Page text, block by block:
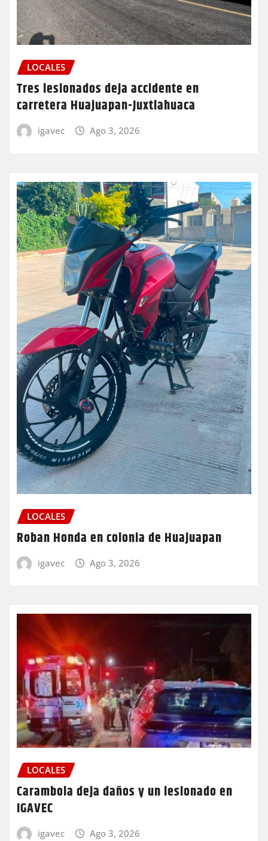
LOCALES
Tres lesionados deja accidente en
carretera Huajuapan-Juxtlahuaca
igavec Ago 3, 2026
LOCALES
Roban Honda en colonia de Huajuapan
igavec Ago 3, 2026
LOCALES
Carambola deja daños y un lesionado en
IGAVEC
igavec Ago 3, 2026